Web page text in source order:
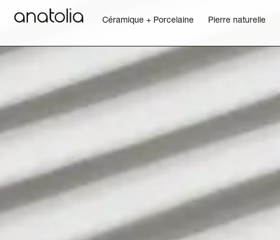
Céramique + Porcelaine Pierre naturelle
Céramique + Porcelaine
Pierre naturelle
Dalle sintérisée
Accessoires